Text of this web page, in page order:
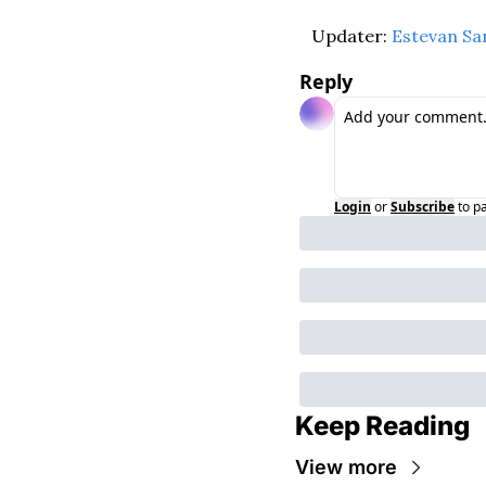
Updater: Estevan
Reply
Login orSubscribeto
Keep Reading
View more